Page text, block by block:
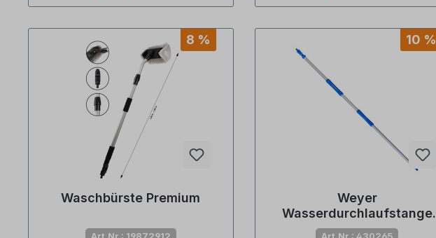
8 %
Waschbürste Premium
10 %
Weyer
Wasserdurchlaufstange
Länge 150 cm